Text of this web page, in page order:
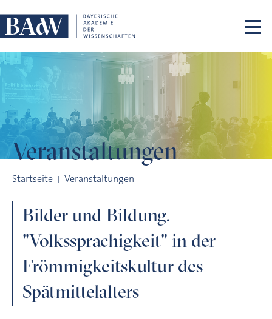
Veranstaltungen
Startseite Veranstaltungen
Bilder und Bildung.
"Volkssprachigkeit" in der
Frömmigkeitskultur des
Spätmittelalters